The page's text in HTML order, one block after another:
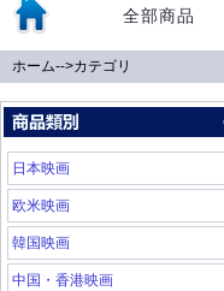
全部商品
ホーム-->カテゴリ
日本映画
欧米映画
韓国映画
中国・香港映画